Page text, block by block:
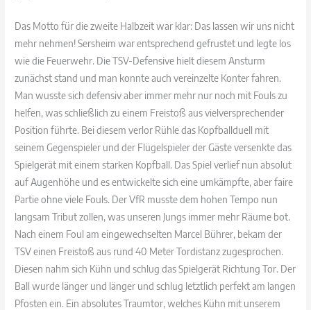
Das Motto für die zweite Halbzeit war klar: Das lassen wir uns nicht
mehr nehmen! Sersheim war entsprechend gefrustet und legte los
wie die Feuerwehr. Die TSV-Defensive hielt diesem Ansturm
zunächst stand und man konnte auch vereinzelte Konter fahren.
Man wusste sich defensiv aber immer mehr nur noch mit Fouls zu
helfen, was schließlich zu einem Freistoß aus vielversprechender
Position führte. Bei diesem verlor Rühle das Kopfballduell mit
seinem Gegenspieler und der Flügelspieler der Gäste versenkte das
Spielgerät mit einem starken Kopfball. Das Spiel verlief nun absolut
auf Augenhöhe und es entwickelte sich eine umkämpfte, aber faire
Partie ohne viele Fouls. Der VfR musste dem hohen Tempo nun
langsam Tribut zollen, was unseren Jungs immer mehr Räume bot.
Nach einem Foul am eingewechselten Marcel Bührer, bekam der
TSV einen Freistoß aus rund 40 Meter Tordistanz zugesprochen.
Diesen nahm sich Kühn und schlug das Spielgerät Richtung Tor. Der
Ball wurde länger und länger und schlug letztlich perfekt am langen
Pfosten ein. Ein absolutes Traumtor, welches Kühn mit unserem